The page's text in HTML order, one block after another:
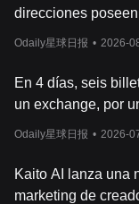
direcciones
superan cinco
Odaily星球日报 • 2026-
En 4 días, seis
un exchange, por
Odaily星球日报 • 2026-
Kaito AI lanza una
marketing de